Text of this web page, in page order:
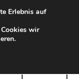
Uhr
Erlebnis auf
wir